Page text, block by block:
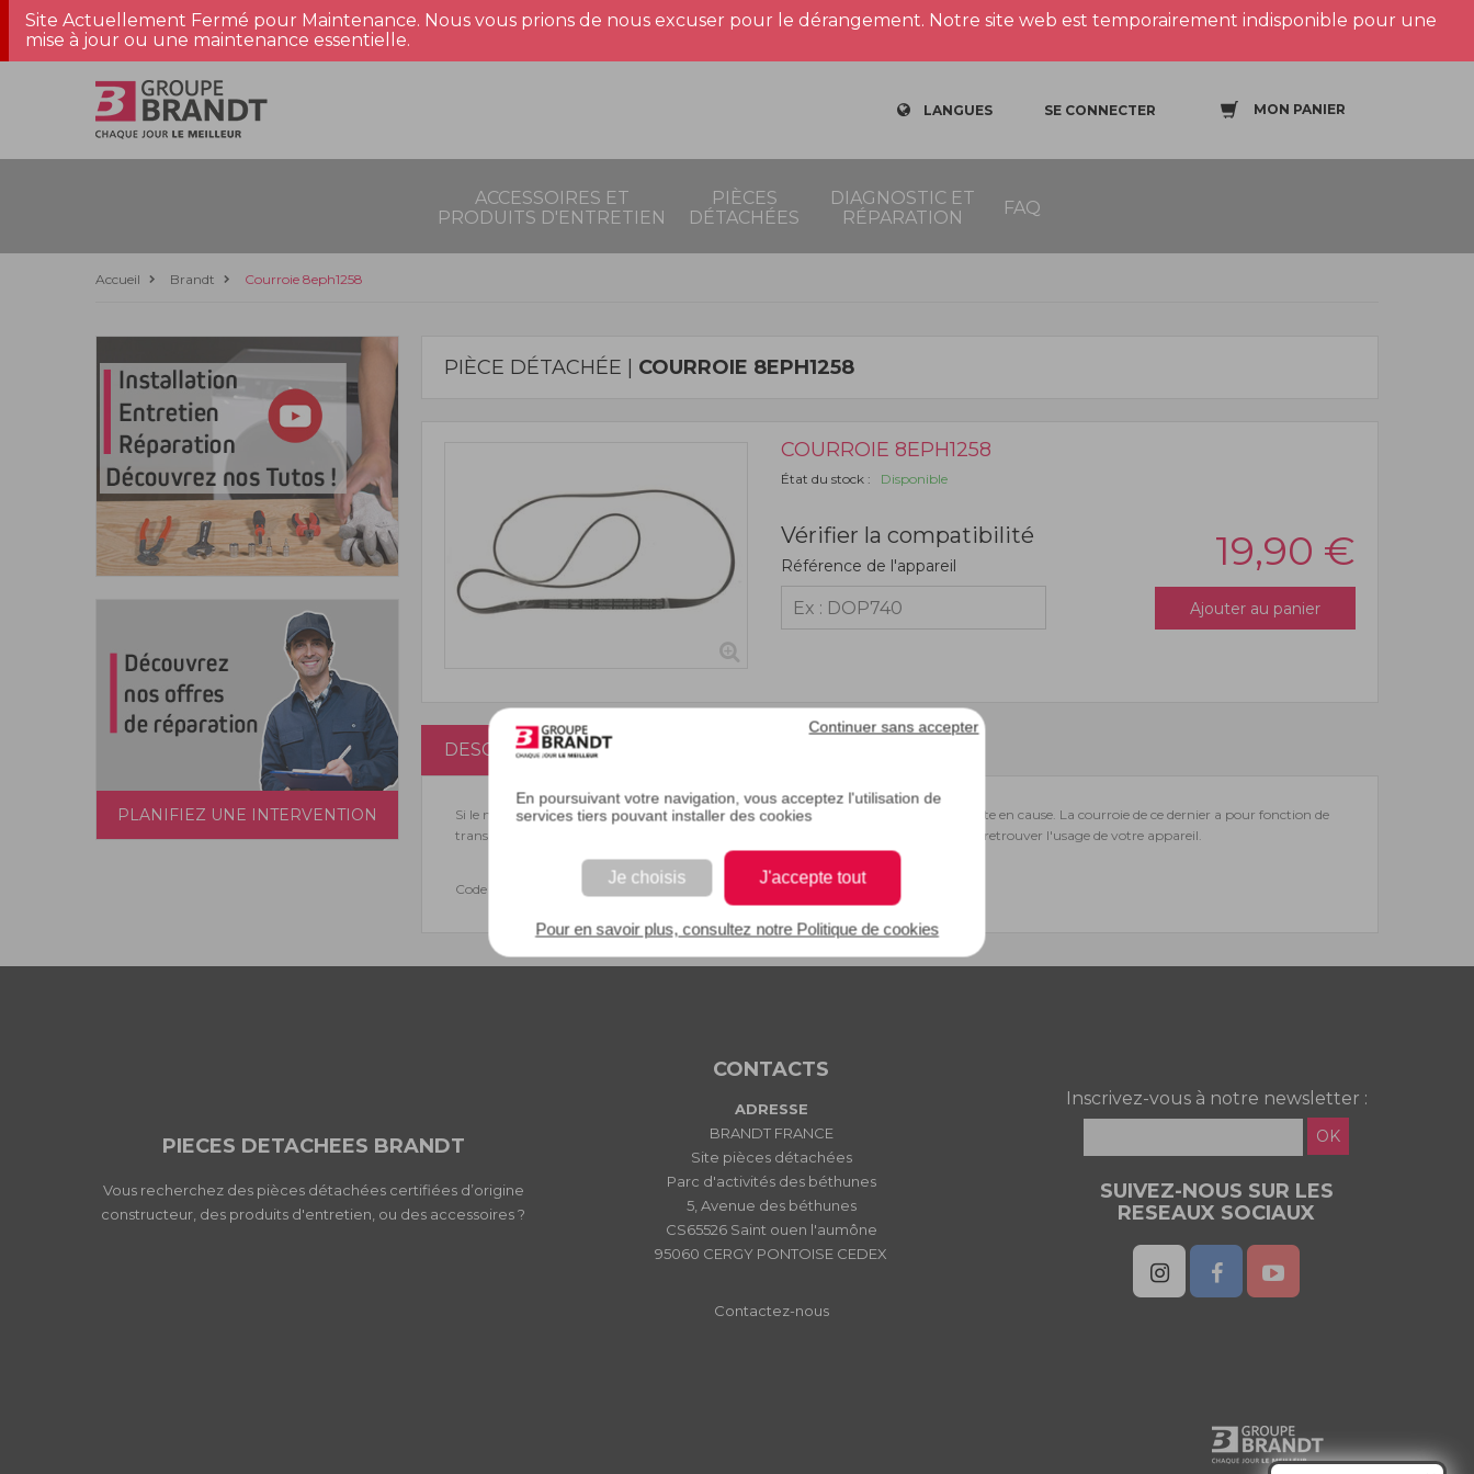
En poursuivant votre navigation, vous acceptez l'utilisation de
services tiers pouvant installer des cookies
Je choisis J'accepte tout
Continuer sans accepter
Pour en savoir plus, consultez notre Politique de cookies
Site Actuellement Fermé pour Maintenance. Nous vous prions de nous excuser pour le dérangement. Notre site web est temporairement indisponible pour une
mise à jour ou une maintenance essentielle.
LANGUES SE CONNECTER MON PANIER
ACCESSOIRES ET
PRODUITS D'ENTRETIEN
PIÈCES
DÉTACHÉES
DIAGNOSTIC ET
RÉPARATION
FAQ
Accueil Brandt Courroie 8eph1258
PLANIFIEZ UNE INTERVENTION
PIÈCE DÉTACHÉE | COURROIE 8EPH1258
COURROIE 8EPH1258
État du stock : Disponible
Vérifier la compatibilité
Référence de l'appareil 19,90 €
Ajouter au panier
DESCRIPTION
Si le moteur tourne, mais pas le tambour, la courroie de votre lave-linge est sans doute en cause. La courroie de ce dernier a pour fonction de
transmettre la rotation du moteur au tambour. Vous pouvez changer cette pièce et retrouver l'usage de votre appareil.
Code EAN : 3251431022759
PIECES DETACHEES BRANDT
Vous recherchez des pièces détachées certifiées d’origine
constructeur, des produits d'entretien, ou des accessoires ?
CONTACTS
ADRESSE
BRANDT FRANCE
Site pièces détachées
Parc d'activités des béthunes
5, Avenue des béthunes
CS65526 Saint ouen l'aumône
95060 CERGY PONTOISE CEDEX
Contactez-nous
Inscrivez-vous à notre newsletter :
OK
SUIVEZ-NOUS SUR LES
RESEAUX SOCIAUX